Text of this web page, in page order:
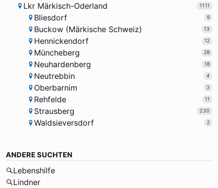
Lkr Märkisch-Oderland 1111
Bliesdorf 9
Buckow (Märkische Schweiz) 13
Hennickendorf 12
Müncheberg 28
Neuhardenberg 18
Neutrebbin 4
Oberbarnim 3
Rehfelde 11
Strausberg 230
Waldsieversdorf 2
ANDERE SUCHTEN
Lebenshilfe
Lindner